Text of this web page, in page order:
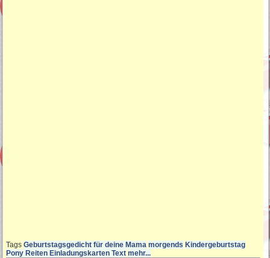
Lustige Geburtstagsgedichte
TagsGeburtstagsgedicht für deine Mama morgends Kindergeburtstag
Pony Reiten Einladungskarten Text mehr...